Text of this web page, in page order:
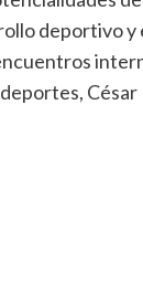
deportivo
César